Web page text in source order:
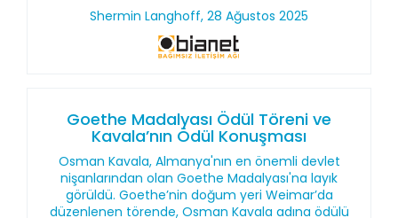
Shermin Langhoff, 28 Ağustos 2025
Goethe Madalyası Ödül Töreni ve
Kavala’nın Ödül Konuşması
Osman Kavala, Almanya'nın en önemli devlet
nişanlarından olan Goethe Madalyası'na layık
görüldü. Goethe’nin doğum yeri Weimar’da
düzenlenen törende, Osman Kavala adına ödülü